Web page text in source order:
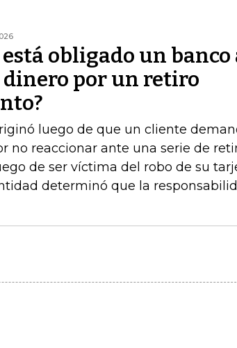
está obligado un banco
por un retiro
luego de que un cliente
no reaccionar ante una serie de
de ser víctima del robo de su
determinó que la